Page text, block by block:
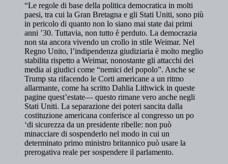
“Le regole di base della politica democratica in molti
paesi, tra cui la Gran Bretagna e gli Stati Uniti, sono più
in pericolo di quanto non lo siano mai state dai primi
anni ’30. Tuttavia, non tutto è perduto. La democrazia
non sta ancora vivendo un crollo in stile Weimar. Nel
Regno Unito, l’indipendenza giudiziaria è molto meglio
stabilita rispetto a Weimar, nonostante gli attacchi dei
media ai giudici come “nemici del popolo”. Anche se
Trump sta rifacendo le Corti americane a un ritmo
allarmante, come ha scritto Dahlia Lithwick in queste
pagine quest’estate— questo rimane vero anche negli
Stati Uniti. La separazione dei poteri sancita dalla
costituzione americana conferisce al congresso un po
‘di sicurezza da un presidente ribelle: non può
minacciare di sospenderlo nel modo in cui un
determinato primo ministro britannico può usare la
prerogativa reale per sospendere il parlamento.